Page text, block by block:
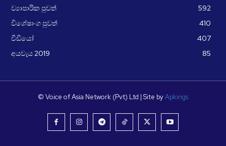
ව්‍යාපාරික පුවත්
592
විශේෂාංග පුවත්
410
වීඩීයෝ
407
අයවැය 2019
85
© Voice of Asia Network (Pvt) Ltd | Site byApkings